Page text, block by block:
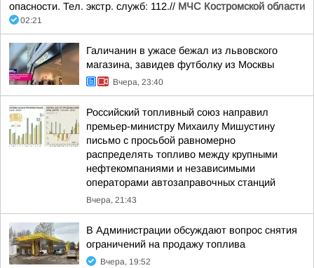
опасности. Тел. экстр. служб: 112.// МЧС Костромской области
02:21
Галичанин в ужасе бежал из львовского
магазина, завидев футболку из Москвы
Вчера, 23:40
Российский топливный союз направил
премьер-министру Михаилу Мишустину
письмо с просьбой равномерно
распределять топливо между крупными
нефтекомпаниями и независимыми
операторами автозаправочных станций
Вчера, 21:43
В Администрации обсуждают вопрос снятия
ограничений на продажу топлива
Вчера, 19:52